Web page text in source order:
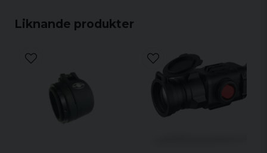
Liknande produkter